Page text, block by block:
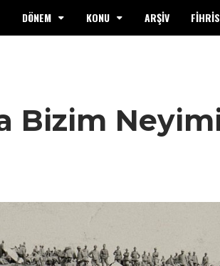
DÖNEM KONU ARŞİV
Bizim